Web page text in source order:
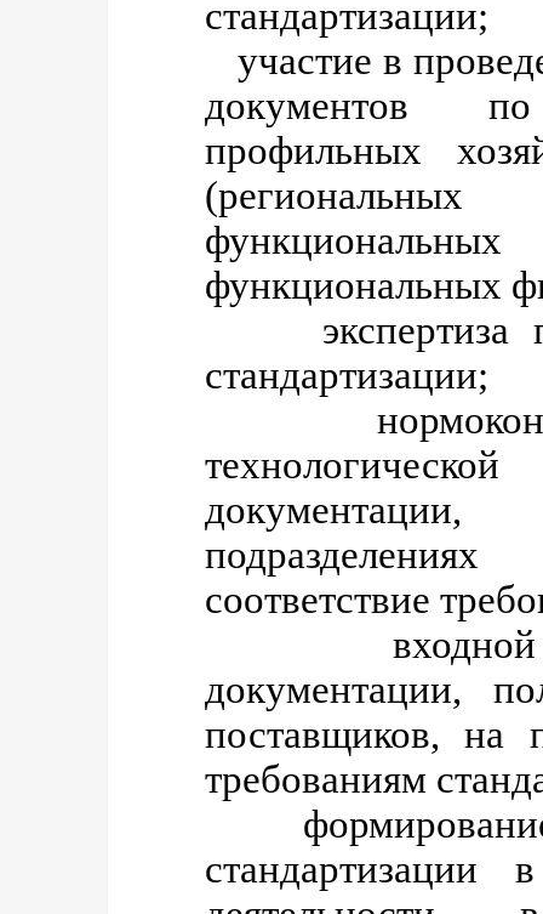
стандартизации;
участие в
документов
профильных
функциональных
экспертиза
стандартизации;
соответствие
входной
документации,
поставщиков, на
требованиям
формирование
стандартизации